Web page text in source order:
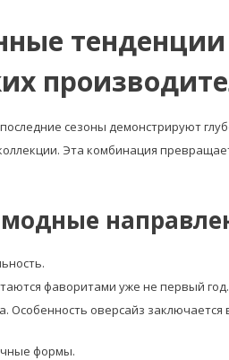
сезоны демонстрируют
Эта комбинация
фаворитами уже не первый
Особенность оверсайз
формы.